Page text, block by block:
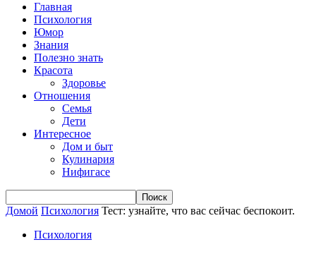
Главная
Психология
Юмор
Знания
Полезно знать
Красота
Здоровье
Отношения
Семья
Дети
Интересное
Дом и быт
Кулинария
Нифигасе
Домой Психология Тест: узнайте, что вас сейчас беспокоит.
Психология